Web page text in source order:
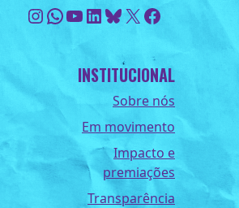
Instagram
WhatsApp
Youtube
LinkedIn
Bluesky
X Facebook
INSTITUCIONAL
Sobre nós
Em movimento
Impacto e
premiações
Transparência